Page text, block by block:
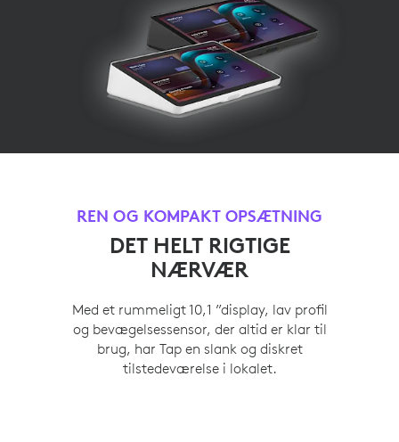
REN OG KOMPAKT OPSÆTNING
DET HELT RIGTIGE
NÆRVÆR
Med et rummeligt 10,1 ”display, lav profil
og bevægelsessensor, der altid er klar til
brug, har Tap en slank og diskret
tilstedeværelse i lokalet.